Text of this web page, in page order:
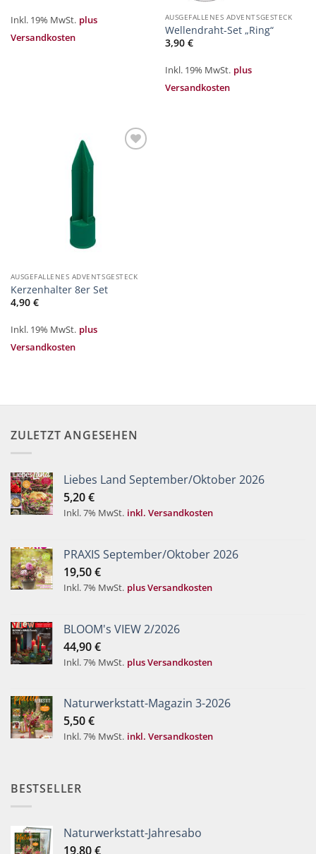
Inkl. 19% MwSt. plus
Versandkosten
AUSGEFALLENES ADVENTSGESTECK
Wellendraht-Set „Ring“
3,90 €
Inkl. 19% MwSt. plus
Versandkosten
AUSGEFALLENES ADVENTSGESTECK
Kerzenhalter 8er Set
4,90 €
Inkl. 19% MwSt. plus
Versandkosten
ZULETZT ANGESEHEN
Liebes Land September/Oktober 2026
5,20€
Inkl. 7% MwSt. inkl. Versandkosten
PRAXIS September/Oktober 2026
19,50€
Inkl. 7% MwSt. plus Versandkosten
BLOOM's VIEW 2/2026
44,90€
Inkl. 7% MwSt. plus Versandkosten
Naturwerkstatt-Magazin 3-2026
5,50€
Inkl. 7% MwSt. inkl. Versandkosten
BESTSELLER
Naturwerkstatt-Jahresabo
19,80€